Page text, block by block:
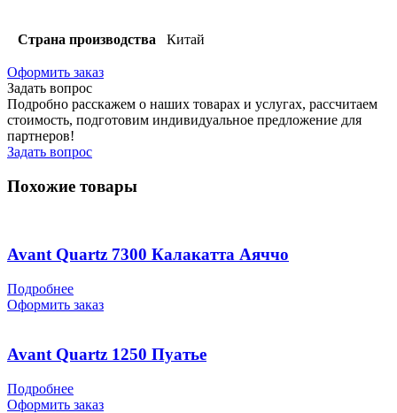
Страна производства Китай
Оформить заказ
Задать вопрос
Подробно расскажем о наших товарах и услугах, рассчитаем
стоимость, подготовим индивидуальное предложение для
партнеров!
Задать вопрос
Похожие товары
Avant Quartz 7300 Калакатта Аяччо
Подробнее
Оформить заказ
Avant Quartz 1250 Пуатье
Подробнее
Оформить заказ